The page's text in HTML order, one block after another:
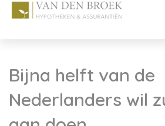
Bijna helft van de
Nederlanders wil